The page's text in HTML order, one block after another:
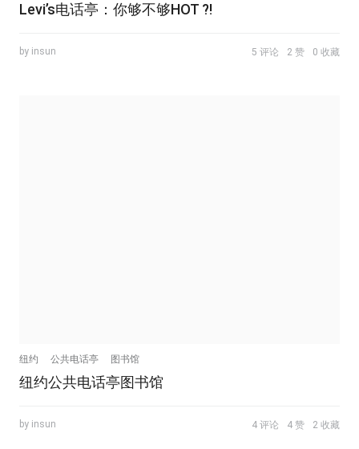
Levi’s电话亭：你够不够HOT ?!
by insun 5 评论 2 赞 0 收藏
纽约 公共电话亭 图书馆
纽约公共电话亭图书馆
by insun 4 评论 4 赞 2 收藏